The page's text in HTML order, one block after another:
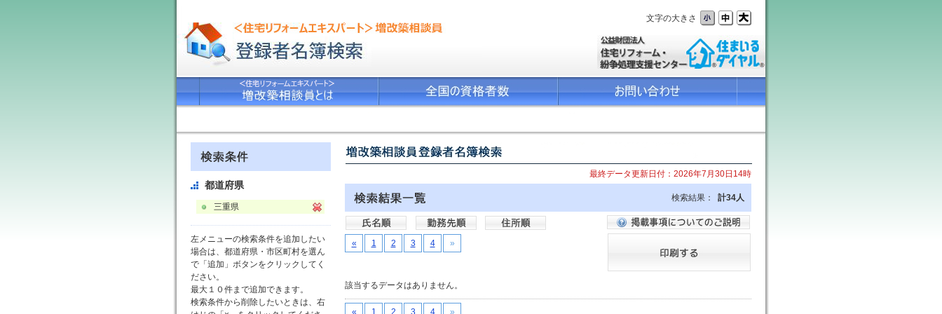
文字の大きさ
都道府県
三重県
左メニューの検索条件を追加したい
場合は、都道府県・市区町村を選ん
で「追加」ボタンをクリックしてく
ださい。
最大１０件まで追加できます。
検索条件から削除したいときは、右
最終データ更新日付：2026年7月30日14時
検索結果： 計34人
« 1 2 3 4 »
該当するデータはありません。